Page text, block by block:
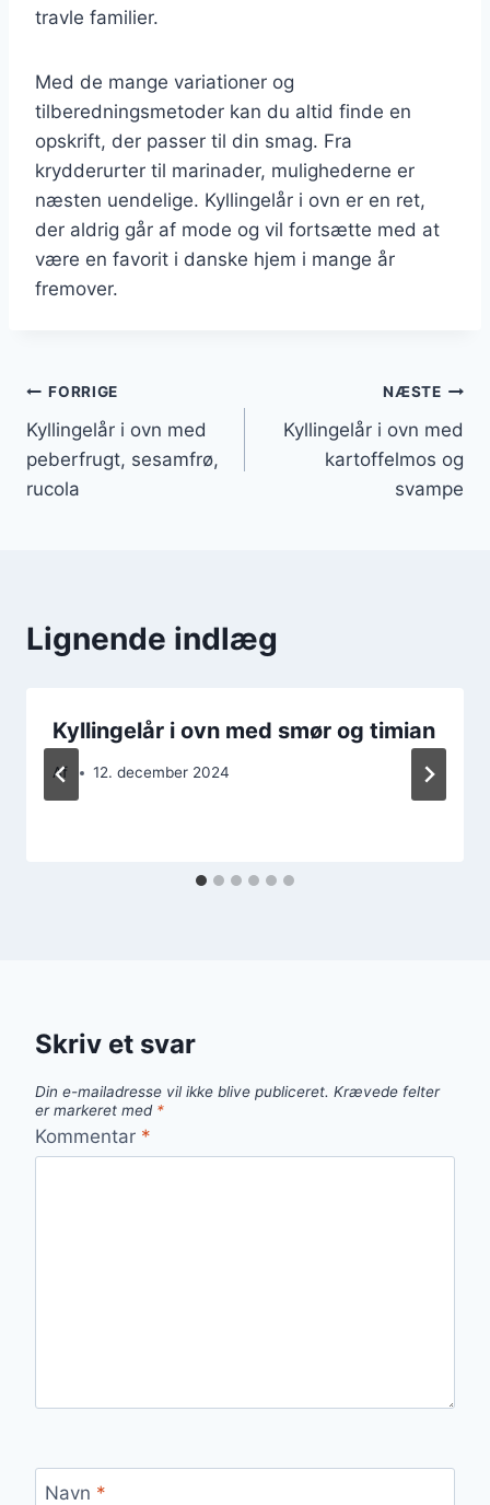
travle familier.
Med de mange variationer og
tilberedningsmetoder kan du altid finde en
opskrift, der passer til din smag. Fra
krydderurter til marinader, mulighederne er
næsten uendelige. Kyllingelår i ovn er en ret,
der aldrig går af mode og vil fortsætte med at
være en favorit i danske hjem i mange år
fremover.
Indlægsnavigation
FORRIGE
Kyllingelår i ovn med
peberfrugt, sesamfrø,
rucola
NÆSTE
Kyllingelår i ovn med
kartoffelmos og
svampe
Lignende indlæg
Kyllingelår i ovn med smør og timian
Af 12. december 2024
Skriv et svar
Din e-mailadresse vil ikke blive publiceret. Krævede felter
er markeret med *
Kommentar *
Navn *